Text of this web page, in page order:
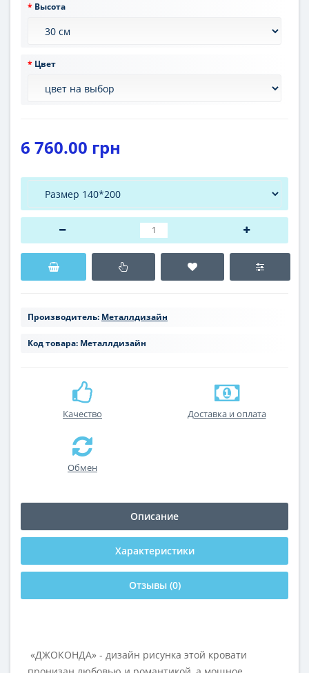
Высота
Цвет
6 760.00 грн
Производитель: Металлдизайн
Код товара: Металлдизайн
Качество Доставка и оплата
Обмен
Описание
Характеристики
Отзывы (0)
«ДЖОКОНДА» - дизайн рисунка этой кровати